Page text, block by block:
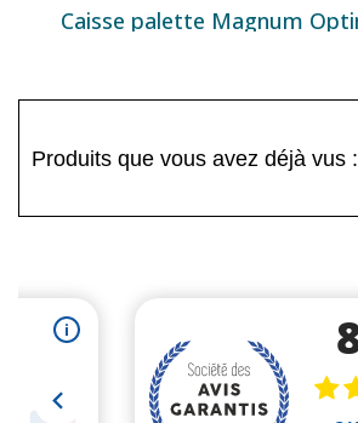
Produits que vous avez déjà vus :